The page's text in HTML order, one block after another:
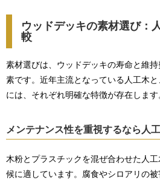
ウッドデッキの素材選び：
較
素材選びは、ウッドデッキの寿命と維
素です。近年主流となっている人工木
には、それぞれ明確な特徴が存在します
メンテナンス性を重視するなら人
木粉とプラスチックを混ぜ合わせた人
候に適しています。腐食やシロアリの